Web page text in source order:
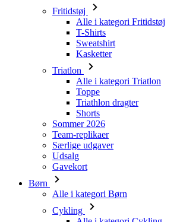
Fritidstøj
Alle i kategori Fritidstøj
T-Shirts
Sweatshirt
Kasketter
Triatlon
Alle i kategori Triatlon
Toppe
Triathlon dragter
Shorts
Sommer 2026
Team-replikaer
Særlige udgaver
Udsalg
Gavekort
Børn
Alle i kategori Børn
Cykling